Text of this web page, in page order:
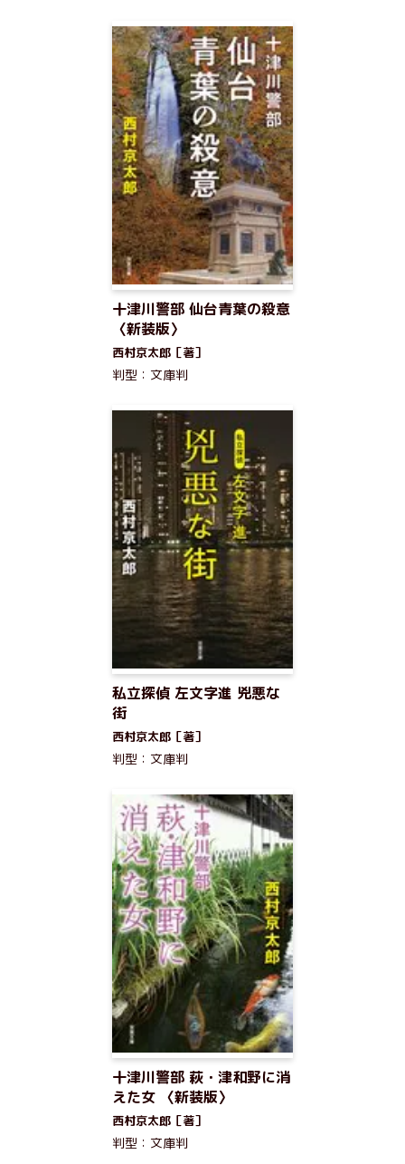
十津川警部 仙台青葉の殺意
〈新装版〉
西村京太郎［著］
判型：文庫判
私立探偵 左文字進 兇悪な
街
西村京太郎［著］
判型：文庫判
十津川警部 萩・津和野に消
えた女 〈新装版〉
西村京太郎［著］
判型：文庫判